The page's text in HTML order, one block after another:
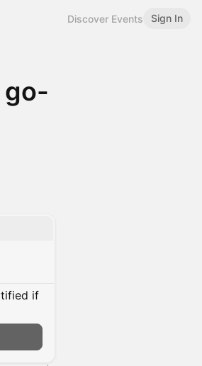
Discover Events Sign In
go-
if